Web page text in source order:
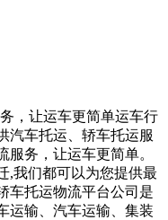
，让运车更简单运车行
汽车托运、轿车托运服
务，让运车更简单。
,我们都可以为您提供最
车托运物流平台公司是
运输、汽车运输、集装